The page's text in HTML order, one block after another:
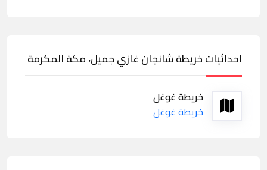
احداثيات خريطة شانجان غازي جميل، مكة المكرمة
خريطة غوغل
خريطة غوغل